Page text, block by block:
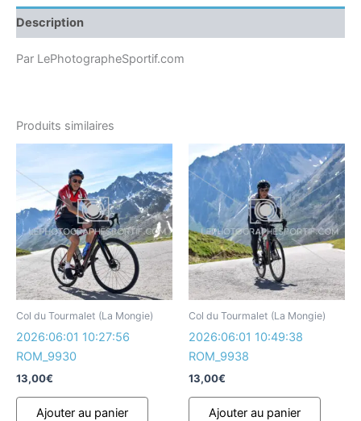
Description
Par LePhotographeSportif.com
Produits similaires
Col du Tourmalet (La Mongie)
2026:06:01 10:27:56
ROM_9930
13,00€
Ajouter au panier
Col du Tourmalet (La Mongie)
2026:06:01 10:49:38
ROM_9938
13,00€
Ajouter au panier